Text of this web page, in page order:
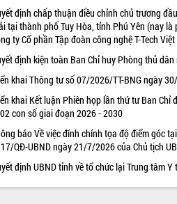
định chấp thuận điều chỉnh chủ trương
tại thành phố Tuy Hòa, tỉnh Phú Yên (nay
ty Cổ phần Tập đoàn công nghệ T-Tech
định kiện toàn Ban Chỉ huy Phòng thủ
khai Thông tư số 07/2026/TT-BNG ngày
khai Kết luận Phiên họp lần thứ tư Ban
con số giai đoạn 2026 - 2030
báo Về việc đính chính tọa độ điểm góc
QĐ-UBND ngày 21/7/2026 của Chủ tịch
định UBND tỉnh về tổ chức lại Trung tâm Y